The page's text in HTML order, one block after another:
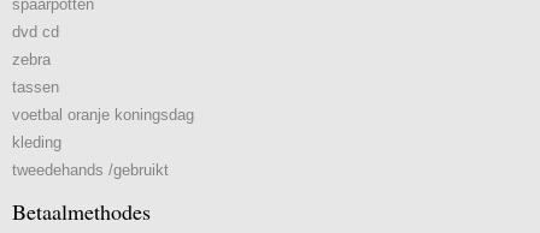
spaarpotten
dvd cd
zebra
tassen
voetbal oranje koningsdag
kleding
tweedehands /gebruikt
Betaalmethodes